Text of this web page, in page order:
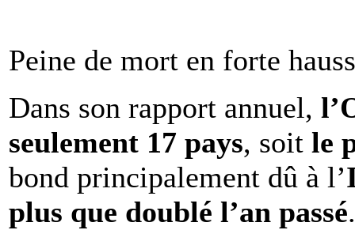
Peine de mort en forte
Dans son rapport annuel,
seulement 17 pays, soit le
bond principalement dû à l’
plus que doublé l’an passé.